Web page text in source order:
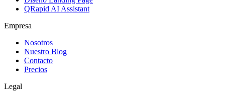
QRapid AI Assistant
Empresa
Nosotros
Nuestro Blog
Contacto
Precios
Legal